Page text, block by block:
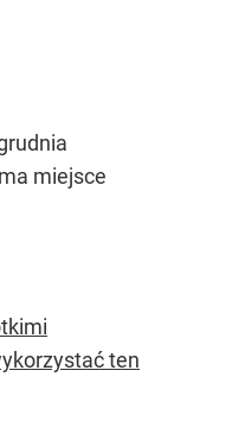
miejsce
ten